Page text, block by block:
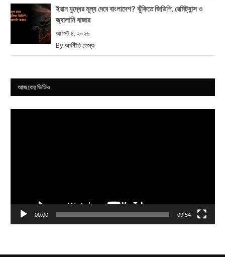
ইরান যুদ্ধের মূল্য দেবে বাংলাদেশ? ঝুঁকিতে জিডিপি, রেমিট্যান্স ও
জ্বালানি বাজার
আগস্ট ৪, ২০২৬
By অর্থনীতি ডেস্ক
আজকের ভিডিও
00:00 09:54